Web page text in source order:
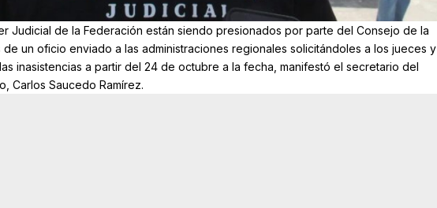
Judicial de la Federación están siendo presionados por parte del Consejo de la
un oficio enviado a las administraciones regionales solicitándoles a los jueces y
inasistencias a partir del 24 de octubre a la fecha, manifestó el secretario del
Carlos Saucedo Ramírez.